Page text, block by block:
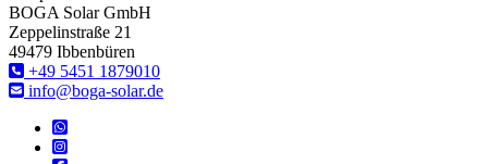
BOGA Solar GmbH
Zeppelinstraße 21
49479 Ibbenbüren
‎+49 5451 1879010
info@boga-solar.de